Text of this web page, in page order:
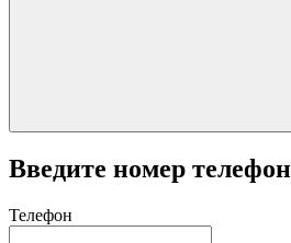
Введите номер
Телефон